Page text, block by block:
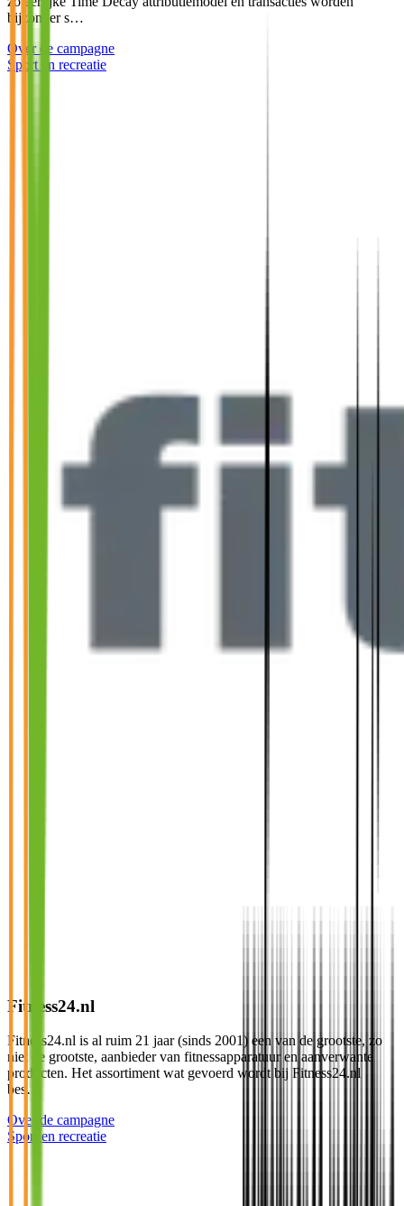
bijzonder s…
Over de campagne
Sport en recreatie
Fitness24.nl
Fitness24.nl is al ruim 21 jaar (sinds 2001) een van de grootste, zo
niet de grootste, aanbieder van fitnessapparatuur en aanverwante
producten. Het assortiment wat gevoerd wordt bij Fitness24.nl
bes…
Over de campagne
Sport en recreatie